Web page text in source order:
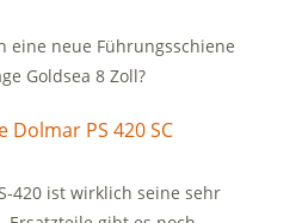
eine neue Führungsschiene
Goldsea 8 Zoll?
Dolmar PS 420 SC
420 ist wirklich seine sehr